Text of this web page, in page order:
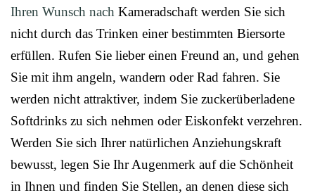
Ihren Wunsch nach Kameradschaft werden Sie sich
nicht durch das Trinken einer bestimmten Biersorte
erfüllen. Rufen Sie lieber einen Freund an, und gehen
Sie mit ihm angeln, wandern oder Rad fahren. Sie
werden nicht attraktiver, indem Sie zuckerüberladene
Softdrinks zu sich nehmen oder Eiskonfekt verzehren.
Werden Sie sich Ihrer natürlichen Anziehungskraft
bewusst, legen Sie Ihr Augenmerk auf die Schönheit
in Ihnen und finden Sie Stellen, an denen diese sich